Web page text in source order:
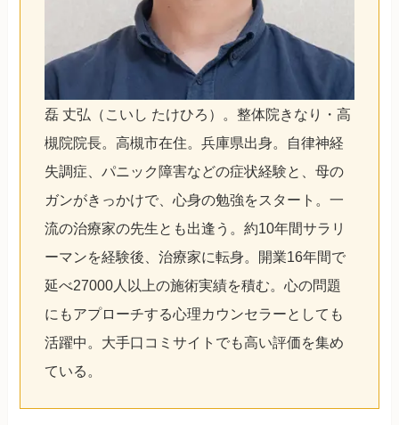
磊 丈弘（こいし たけひろ）。整体院きなり・高
槻院院長。高槻市在住。兵庫県出身。自律神経
失調症、パニック障害などの症状経験と、母の
ガンがきっかけで、心身の勉強をスタート。一
流の治療家の先生とも出逢う。約10年間サラリ
ーマンを経験後、治療家に転身。開業16年間で
延べ27000人以上の施術実績を積む。心の問題
にもアプローチする心理カウンセラーとしても
活躍中。大手口コミサイトでも高い評価を集め
ている。